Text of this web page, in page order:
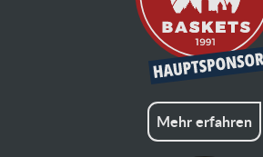
Mehr erfahren